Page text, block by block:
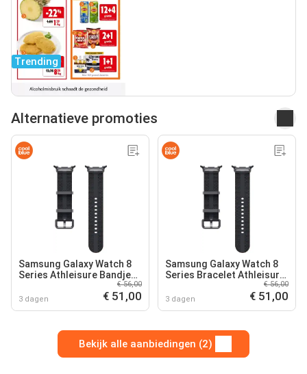
Trending
Alternatieve promoties
Samsung Galaxy Watch 8
Series Athleisure Bandje
3 dagen
€ 56,00
€ 51,00
Samsung Galaxy Watch 8
Series Bracelet Athleisure
3 dagen
€ 56,00
€ 51,00
Bekijk alle aanbiedingen (2)